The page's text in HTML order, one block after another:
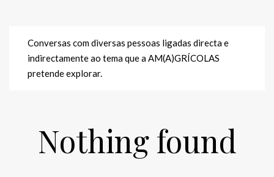
Conversas com diversas pessoas ligadas directa e
indirectamente ao tema que a AM(A)GRÍCOLAS
pretende explorar.
Nothing found